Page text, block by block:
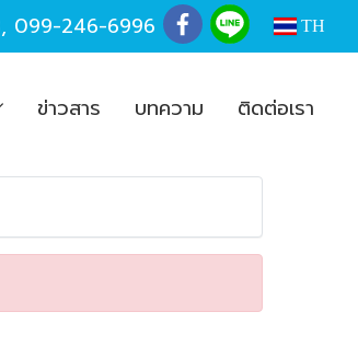
, 099-246-6996 TH
ข่าวสาร บทความ ติดต่อเรา